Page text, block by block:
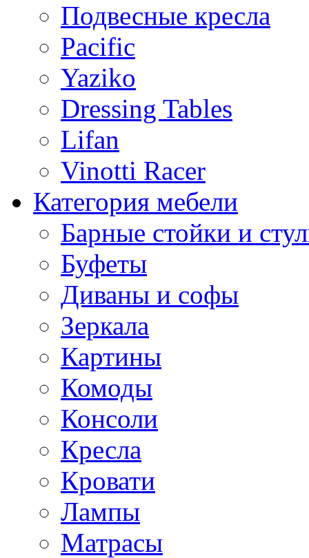
Подвесные кресла
Pacific
Yaziko
Dressing Tables
Lifan
Vinotti Racer
Категория мебели
Барные стойки и
Буфеты
Диваны и софы
Зеркала
Картины
Комоды
Консоли
Кресла
Кровати
Лампы
Матрасы